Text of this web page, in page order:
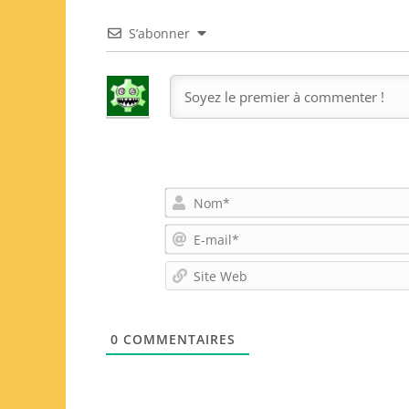
S’abonner
0 COMMENTAIRES